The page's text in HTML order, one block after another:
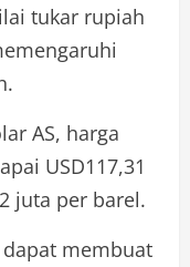
tukar rupiah
AS, harga
USD117,31
juta per barel.
membuat